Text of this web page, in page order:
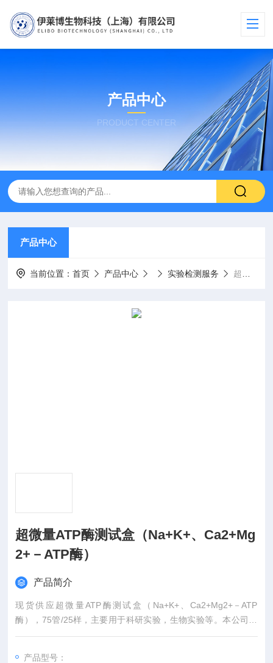
产品中心
PRODUCT CENTER
产品中心
当前位置：首页 产品中心 实验检测服务 超微量ATP酶测试盒（Na+K+、Ca2+Mg2+－ATP酶）
超微量ATP酶测试盒（Na+K+、Ca2+Mg
2+－ATP酶）
产品简介
现货供应超微量ATP酶测试盒（Na+K+、Ca2+Mg2+－ATP
酶），75管/25样，主要用于科研实验，生物实验等。本公司出
售各种实验耗材，试剂盒，抗体等，欢迎您的选购！
产品型号：